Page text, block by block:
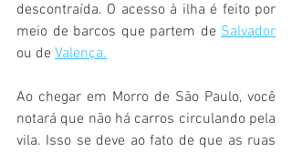
descontraída. O acesso à ilha é feito por
meio de barcos que partem de Salvador
ou de Valença.
Ao chegar em Morro de São Paulo, você
notará que não há carros circulando pela
vila. Isso se deve ao fato de que as ruas